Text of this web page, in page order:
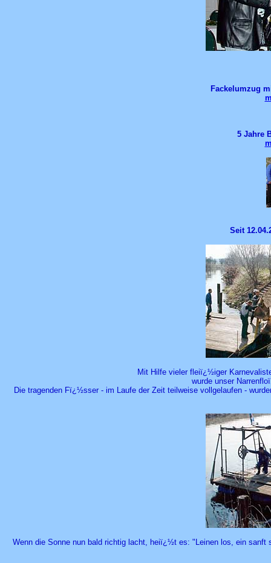
Fackelumzug
5 Jahre
Seit
Mit Hilfe vieler fleiï¿½iger
wurde unser
Die tragenden Fï¿½sser - im Laufe der Zeit teilweise vollgelaufen -
Wenn die Sonne nun bald richtig lacht, heiï¿½t es: "Leinen los, ein